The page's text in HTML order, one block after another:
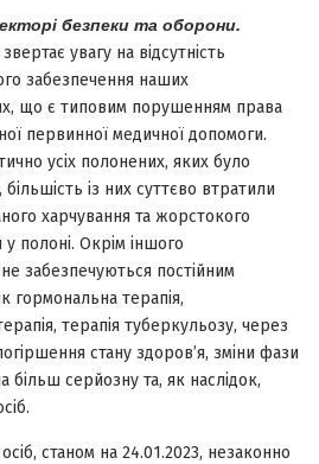
безпеки та оборони.
увагу на відсутність
забезпечення наших
що є типовим порушенням права
первинної медичної допомоги.
усіх полонених, яких було
із них суттєво втратили
харчування та жорстокого
полоні. Окрім іншого
забезпечуються постійним
гормональна терапія,
терапія туберкульозу, через
стану здоров’я, зміни фази
більш серйозну та, як наслідок,
станом на 24.01.2023, незаконно